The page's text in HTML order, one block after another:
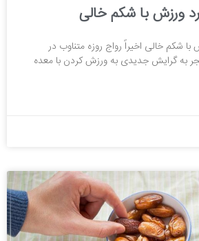
ورزش با شکم خالی
شکم خالی اخیراً رواج روزه متناوب در
به گرایش جدیدی به ورزش کردن با معده